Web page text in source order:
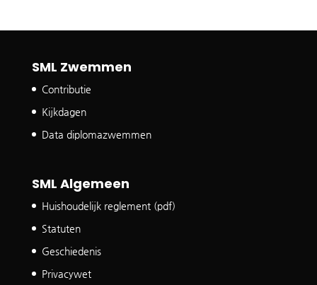
SML Zwemmen
Contributie
Kijkdagen
Data diplomazwemmen
SML Algemeen
Huishoudelijk reglement (pdf)
Statuten
Geschiedenis
Privacywet